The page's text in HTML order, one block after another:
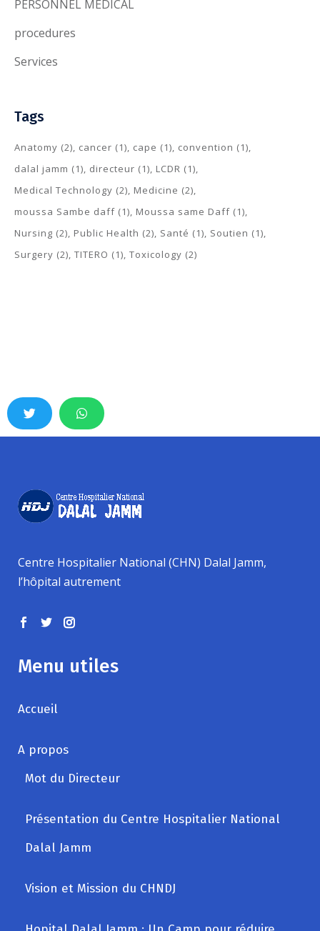
PERSONNEL MEDICAL
procedures
Services
Tags
Anatomy (2) cancer (1) cape (1) convention (1)
dalal jamm (1) directeur (1) LCDR (1)
Medical Technology (2) Medicine (2)
moussa Sambe daff (1) Moussa same Daff (1)
Nursing (2) Public Health (2) Santé (1) Soutien (1)
Surgery (2) TITERO (1) Toxicology (2)
Centre Hospitalier National (CHN) Dalal Jamm,
l’hôpital autrement
Menu utiles
Accueil
A propos
Mot du Directeur
Présentation du Centre Hospitalier National
Dalal Jamm
Vision et Mission du CHNDJ